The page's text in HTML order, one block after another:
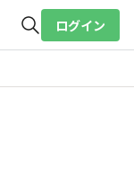
ログイン